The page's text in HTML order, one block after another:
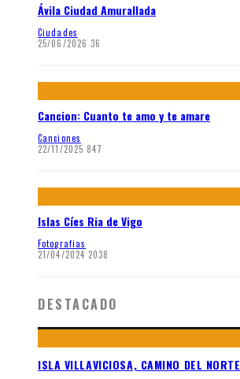
Ávila Ciudad Amurallada
Ciudades
25/06/2026 36
Cancion: Cuanto te amo y te amare
Canciones
22/11/2025 847
Islas Cíes Ria de Vigo
Fotografias
21/04/2024 2038
DESTACADO
ISLA VILLAVICIOSA, CAMINO DEL NORTE